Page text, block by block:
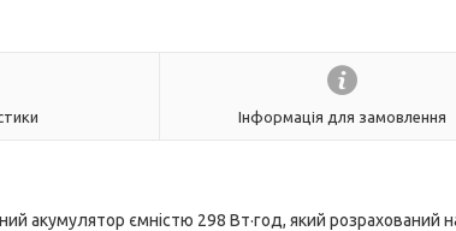
Інформація для замовлення
акумулятор ємністю 298 Вт·год, який розрахований